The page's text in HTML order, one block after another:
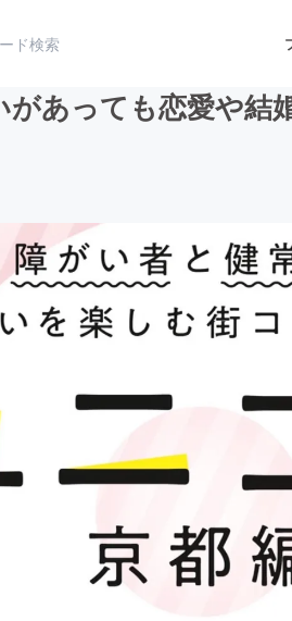
・写真 音楽
ジー・ガジェット ゲー
ス・起業
があっても恋愛や結